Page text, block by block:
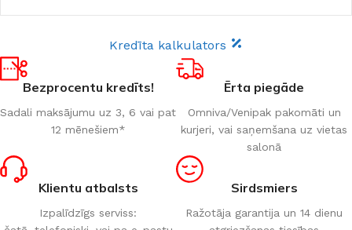
Kredīta kalkulators
Bezprocentu kredīts!
Sadali maksājumu uz 3, 6 vai pat
12 mēnešiem*
Ērta piegāde
Omniva/Venipak pakomāti un
kurjeri, vai saņemšana uz vietas
salonā
Klientu atbalsts
Izpalīdzīgs serviss:
Sirdsmiers
Ražotāja garantija un 14 dienu